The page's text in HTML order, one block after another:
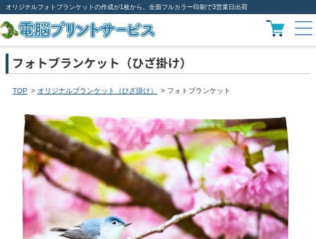
オリジナルフォトブランケットの作成が1枚から。全面フルカラー印刷で3営業日出荷
フォトブランケット（ひざ掛け）
TOP オリジナルブランケット（ひざ掛け） フォトブランケット